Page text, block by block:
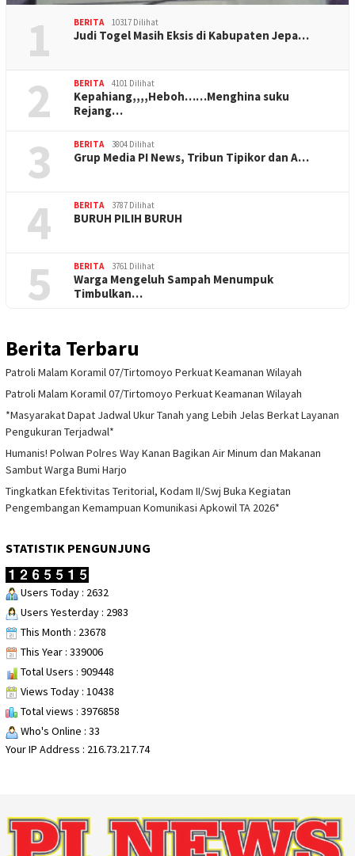
1 BERITA 10317 Dilihat
Judi Togel Masih Eksis di Kabupaten Jepa…
2 BERITA 4101 Dilihat
Kepahiang,,,,Heboh……Menghina suku
Rejang…
3 BERITA 3804 Dilihat
Grup Media PI News, Tribun Tipikor dan A…
4 BERITA 3787 Dilihat
BURUH PILIH BURUH
5 BERITA 3761 Dilihat
Warga Mengeluh Sampah Menumpuk
Timbulkan…
Berita Terbaru
Patroli Malam Koramil 07/Tirtomoyo Perkuat Keamanan Wilayah
Patroli Malam Koramil 07/Tirtomoyo Perkuat Keamanan Wilayah
*Masyarakat Dapat Jadwal Ukur Tanah yang Lebih Jelas Berkat Layanan
Pengukuran Terjadwal*
Humanis! Polwan Polres Way Kanan Bagikan Air Minum dan Makanan
Sambut Warga Bumi Harjo
Tingkatkan Efektivitas Teritorial, Kodam II/Swj Buka Kegiatan
Pengembangan Kemampuan Komunikasi Apkowil TA 2026*
STATISTIK PENGUNJUNG
Users Today : 2632
Users Yesterday : 2983
This Month : 23678
This Year : 339006
Total Users : 909448
Views Today : 10438
Total views : 3976858
Who's Online : 33
Your IP Address : 216.73.217.74